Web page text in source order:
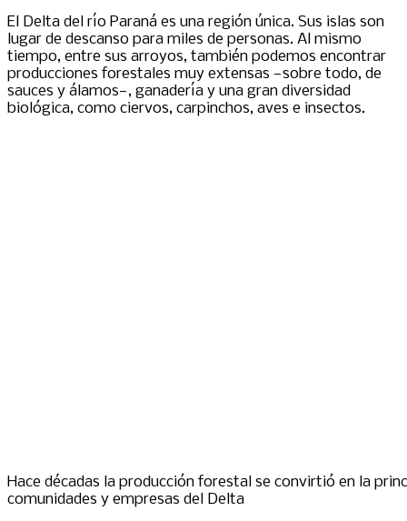
El Delta del río Paraná es una región única. Sus islas son
lugar de descanso para miles de personas. Al mismo
tiempo, entre sus arroyos, también podemos encontrar
producciones forestales muy extensas —sobre todo, de
sauces y álamos—, ganadería y una gran diversidad
biológica, como ciervos, carpinchos, aves e insectos.
Hace décadas la producción forestal se convirtió en la
comunidades y empresas del Delta